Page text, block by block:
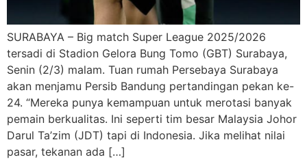
SURABAYA – Big match Super League 2025/2026
tersadi di Stadion Gelora Bung Tomo (GBT) Surabaya,
Senin (2/3) malam. Tuan rumah Persebaya Surabaya
akan menjamu Persib Bandung pertandingan pekan ke-
24. “Mereka punya kemampuan untuk merotasi banyak
pemain berkualitas. Ini seperti tim besar Malaysia Johor
Darul Ta’zim (JDT) tapi di Indonesia. Jika melihat nilai
pasar, tekanan ada […]